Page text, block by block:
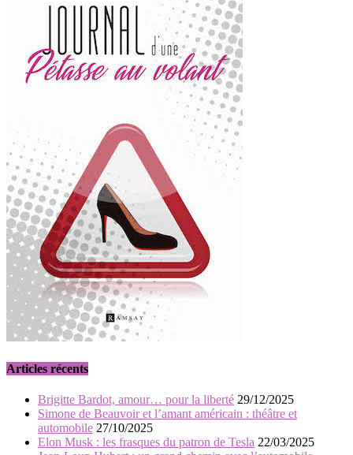
Articles récents
Brigitte Bardot, amour… pour la liberté 29/12/2025
Simone de Beauvoir et l’amant américain : théâtre et
automobile 27/10/2025
Elon Musk : les frasques du patron de Tesla 22/03/2025